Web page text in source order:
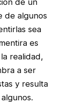
de algunos
sea
es
realidad,
a ser
y resulta